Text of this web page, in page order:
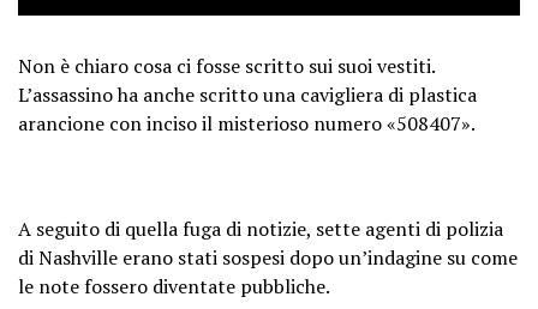
Non è chiaro cosa ci fosse scritto sui suoi vestiti.
L’assassino ha anche scritto una cavigliera di plastica
arancione con inciso il misterioso numero «508407».
A seguito di quella fuga di notizie, sette agenti di polizia
di Nashville erano stati sospesi dopo un’indagine su come
le note fossero diventate pubbliche.